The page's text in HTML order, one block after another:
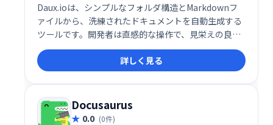
Daux.ioは、シンプルなフォルダ構造とMarkdownフ
ァイルから、洗練されたドキュメントを自動生成する
ツールです。開発者は直感的な操作で、見栄えの良い
ドキュメントを作成できます。 面倒な設定や複雑な操
作は不要。 Markdownの知識があれば、すぐに使い始
めることができ、効率的なドキュメント作成を実現し
ます。 開発者にとって理想的なドキュメントジェネレ
ーターとして、多くの時間を節約し、生産性を向上さ
せます。
詳しく見る
Docusaurus
0.0 (0件)